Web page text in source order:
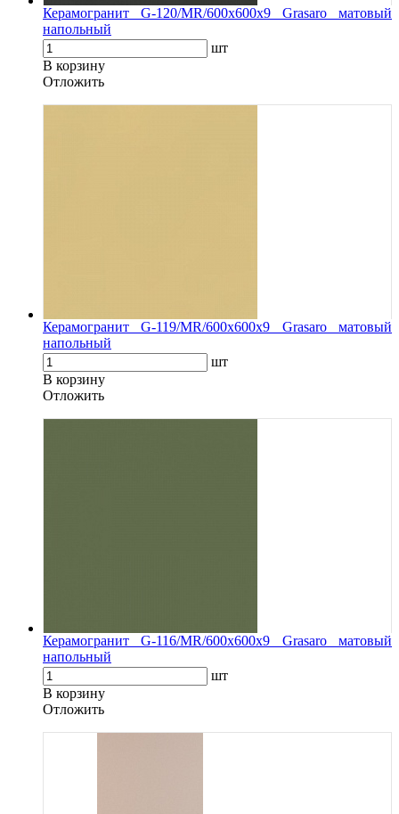
Керамогранит G-120/MR/600x600x9 Grasaro матовый
напольный
шт
В корзину
Oтложить
Керамогранит G-119/MR/600x600x9 Grasaro матовый
напольный
шт
В корзину
Oтложить
Керамогранит G-116/MR/600x600x9 Grasaro матовый
напольный
шт
В корзину
Oтложить